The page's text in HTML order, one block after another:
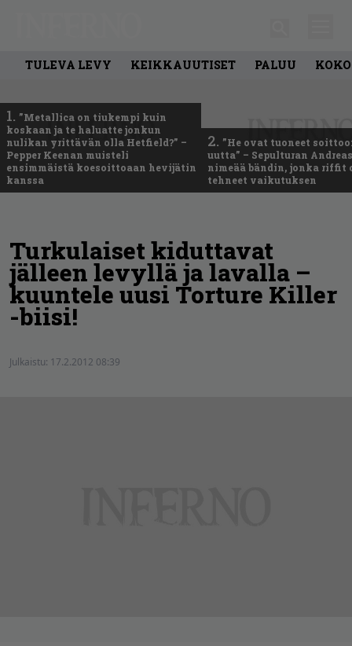
TULEVA LEVY KEIKKAUUTISET PALUU
1. ”Metallica on tiukempi kuin
koskaan ja te haluatte jonkun
nulikan yrittävän olla Hetfield?” –
Pepper Keenan muisteli
ensimmäistä koesoittoaan hevijätin
kanssa
2. ”He ovat tuoneet
uutta” – Sepulturan
nimeää bändin, jonka riffit
tehneet vaikutuksen
Turkulaiset kiduttavat
jälleen levyllä ja lavalla –
kuuntele uusi Torture Killer
-biisi!
Julkaistu: 17.2.2012 08:39